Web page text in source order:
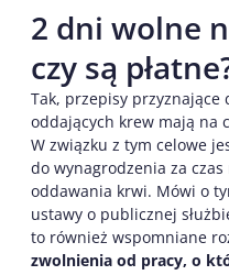
2 dni wolne
czy są
Tak, przepisy
oddających krew mają na
W związku z tym celowe
do wynagrodzenia za
oddawania krwi. Mówi o
ustawy o publicznej
to również wspomniane
zwolnienia od pracy, o